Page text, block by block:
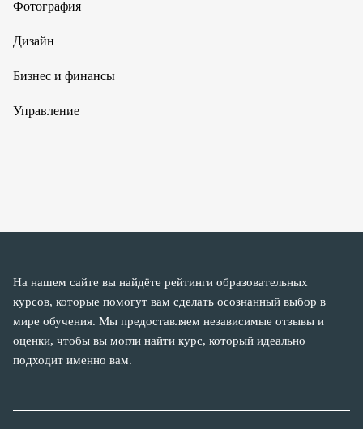
Фотография
Дизайн
Бизнес и финансы
Управление
На нашем сайте вы найдёте рейтинги образовательных
курсов, которые помогут вам сделать осознанный выбор в
мире обучения. Мы предоставляем независимые отзывы и
оценки, чтобы вы могли найти курс, который идеально
подходит именно вам.